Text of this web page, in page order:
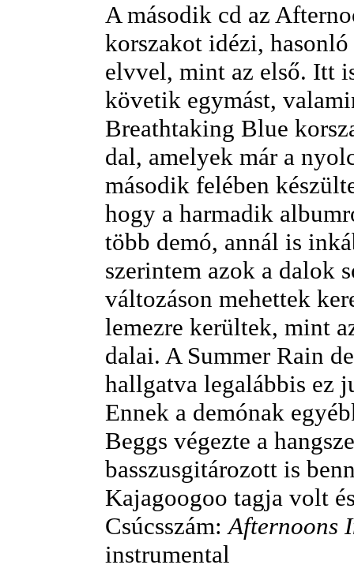
A második cd az
korszakot idézi, hasonló
elvvel, mint az első. Itt
követik egymást,
Breathtaking Blue
dal, amelyek már a
második felében
hogy a harmadik
több demó, annál is
szerintem azok a dalok
változáson mehettek
lemezre kerültek, mint
dalai. A Summer Rain
hallgatva legalábbis ez
Ennek a demónak
Beggs végezte a
basszusgitározott is
Kajagoogoo tagja volt
Csúcsszám:Afternoons
instrumental